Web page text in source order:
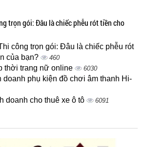
trọn gói: Đâu là chiếc phễu rót tiền cho
công trọn gói: Đâu là chiếc phễu rót
của bạn?
460
thời trang nữ online 6030
doanh phụ kiện đồ chơi âm thanh Hi-
doanh cho thuê xe ô tô 6091